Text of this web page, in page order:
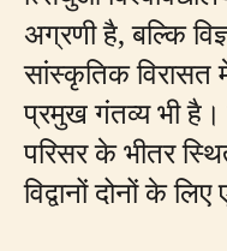
अग्रणी है, बल्कि
सांस्कृतिक
प्रमुख गंतव्य भी
परिसर के भीतर
विद्वानों दोनों के